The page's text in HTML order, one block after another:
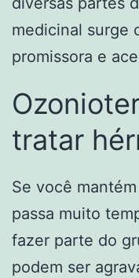
medicinal surge
promissora e
tratar
Se você
passa muito
fazer parte do
podem ser